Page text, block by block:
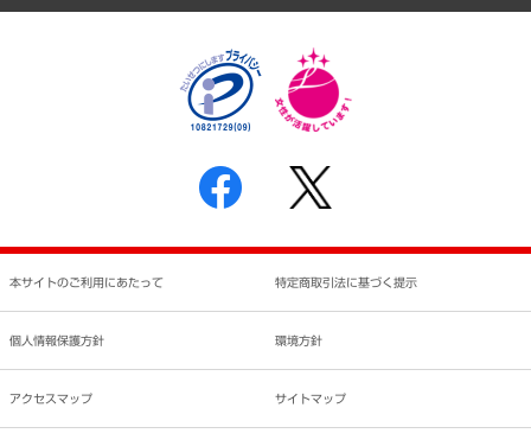
個人情報保護方針
反社会的勢力に対する基本方針
書面による個人情報の開示等の請求の手続きについて
本サイトのご利用にあたって 特定商取引法に基づく提示
個人情報保護方針 環境方針
アクセスマップ サイトマップ